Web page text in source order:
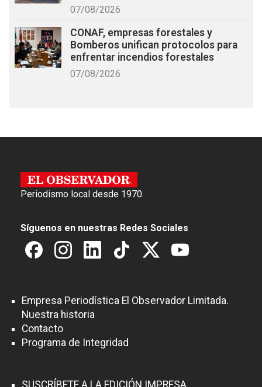
07/08/2026
CONAF, empresas forestales y
Bomberos unifican protocolos para
enfrentar incendios forestales
07/08/2026
Periodismo local desde 1970.
Síguenos en nuestras Redes Sociales
Empresa Periodística El Observador Limitada.
Nuestra historia
Contacto
Programa de Integridad
SUSCRÍBETE A LA EDICIÓN IMPRESA